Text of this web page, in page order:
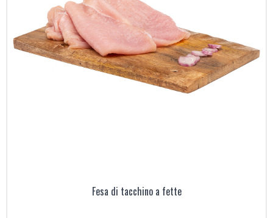
Fesa di tacchino a fette